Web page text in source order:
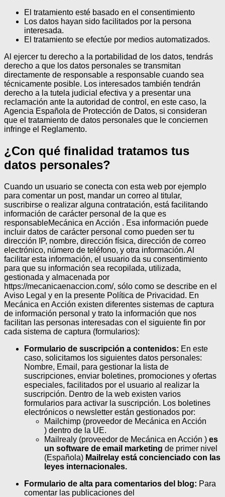
El tratamiento esté basado en el consentimiento
Los datos hayan sido facilitados por la persona
interesada.
El tratamiento se efectúe por medios automatizados.
Al ejercer tu derecho a la portabilidad de los datos, tendrás
derecho a que los datos personales se transmitan
directamente de responsable a responsable cuando sea
técnicamente posible. Los interesados también tendrán
derecho a la tutela judicial efectiva y a presentar una
reclamación ante la autoridad de control, en este caso, la
Agencia Española de Protección de Datos, si consideran
que el tratamiento de datos personales que le conciernen
infringe el Reglamento.
¿Con qué finalidad tratamos tus
datos personales?
Cuando un usuario se conecta con esta web por ejemplo
para comentar un post, mandar un correo al titular,
suscribirse o realizar alguna contratación, está facilitando
información de carácter personal de la que es
responsableMecánica en Acción . Esa información puede
incluir datos de carácter personal como pueden ser tu
dirección IP, nombre, dirección física, dirección de correo
electrónico, número de teléfono, y otra información. Al
facilitar esta información, el usuario da su consentimiento
para que su información sea recopilada, utilizada,
gestionada y almacenada por
https://mecanicaenaccion.com/, sólo como se describe en el
Aviso Legal y en la presente Política de Privacidad. En
Mecánica en Acción existen diferentes sistemas de captura
de información personal y trato la información que nos
facilitan las personas interesadas con el siguiente fin por
cada sistema de captura (formularios):
Formulario de suscripción a contenidos: En este
caso, solicitamos los siguientes datos personales:
Nombre, Email, para gestionar la lista de
suscripciones, enviar boletines, promociones y ofertas
especiales, facilitados por el usuario al realizar la
suscripción. Dentro de la web existen varios
formularios para activar la suscripción. Los boletines
electrónicos o newsletter están gestionados por:
Mailchimp (proveedor de Mecánica en Acción
) dentro de la UE.
Mailrealy (proveedor de Mecánica en Acción ) es
un software de email marketing de primer nivel
(Española) Mailrelay está concienciado con las
leyes internacionales.
Formulario de alta para comentarios del blog: Para
comentar las publicaciones del